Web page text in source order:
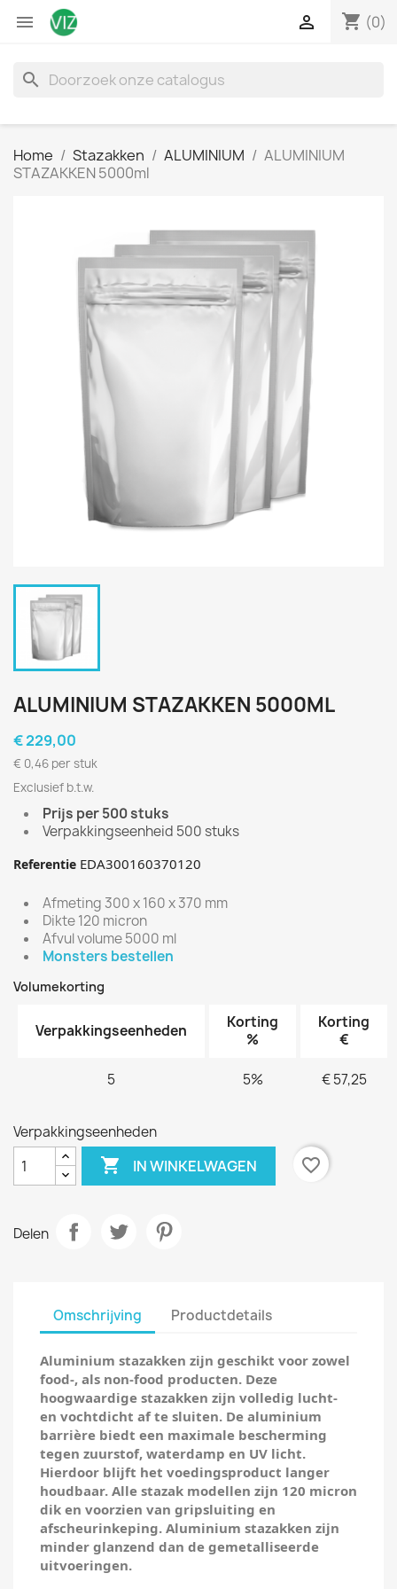
 shopping_cart (0)

search
Home Stazakken ALUMINIUM
ALUMINIUM
STAZAKKEN 5000ml
ALUMINIUM STAZAKKEN 5000ML
€ 229,00
€ 0,46 per stuk
Exclusief b.t.w.
Prijs per 500 stuks
Verpakkingseenheid 500 stuks
Referentie EDA300160370120
Afmeting 300 x 160 x 370 mm
Dikte 120 micron
Afvul volume 5000 ml
Monsters bestellen
Volumekorting
Verpakkingseenheden
Korting
%
Korting
€
5 5% € 57,25
Verpakkingseenheden
 IN WINKELWAGEN favorite_border
Delen
Omschrijving Productdetails
Aluminium stazakken zijn geschikt voor zowel
food-, als non-food producten. Deze
hoogwaardige stazakken zijn volledig lucht-
en vochtdicht af te sluiten. De aluminium
barrière biedt een maximale bescherming
tegen zuurstof, waterdamp en UV licht.
Hierdoor blijft het voedingsproduct langer
houdbaar. Alle stazak modellen zijn 120 micron
dik en voorzien van gripsluiting en
afscheurinkeping. Aluminium stazakken zijn
minder glanzend dan de gemetalliseerde
uitvoeringen.